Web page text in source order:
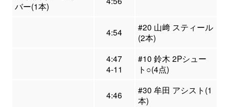
バー(1本)
4:54
#20 山﨑 スティール
(2本)
4:47
4-11
#10 鈴木 2Pシュー
ト○(4点)
4:46
#30 牟田 アシスト(1
本)